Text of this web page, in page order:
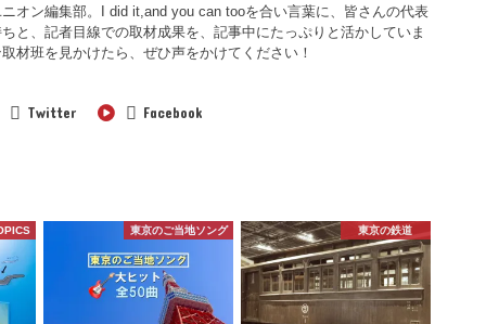
オン編集部。I did it,and you can tooを合い言葉に、皆さんの代表
と、記者目線での取材成果を、記事中にたっぷりと活かしていま
材班を見かけたら、ぜひ声をかけてください！
Twitter Facebook
東京のご当地ソング 東京の鉄道